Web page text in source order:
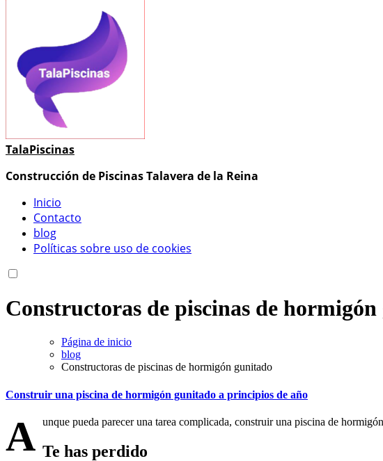
TalaPiscinas
Construcción de Piscinas Talavera de la Reina
Inicio
Contacto
blog
Políticas sobre uso de cookies
Constructoras de piscinas de
Página de inicio
blog
Constructoras de piscinas de hormigón gunitado
Construir una piscina de hormigón gunitado a principios de año
A unque pueda parecer una tarea complicada, construir una piscina de
Te has perdido